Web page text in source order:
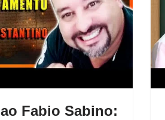
Fabio Sabino: